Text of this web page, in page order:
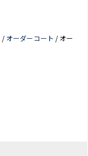
/ オーダーコート / オー